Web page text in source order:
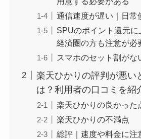
通信速度が遅い｜日常
SPUのポイント還元
経済圏の方も注意が必
スマホのセット割がな
楽天ひかりの評判が悪い
は？利用者の口コミを紹
楽天ひかりの良かった
楽天ひかりの不満点
総評｜速度や料金に注